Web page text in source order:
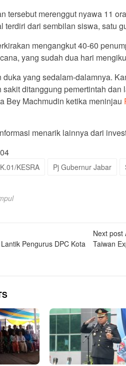
tersebut merenggut nyawa 11
terdiri dari sembilan siswa, satu
mengangkut 40-60
yang sudah dua hari
duka yang sedalam-dalamnya.
sakit ditanggung pemertintah
Bey Machmudin ketika meninjau
menarik lainnya dari
KESRA Pj Gubernur Jabar
Pengurus DPC Kota
Next post
Taiwan